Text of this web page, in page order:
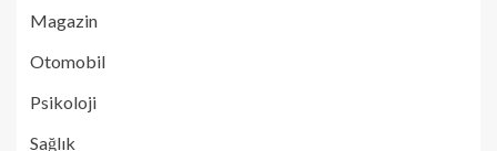
Magazin
Otomobil
Psikoloji
Sağlık